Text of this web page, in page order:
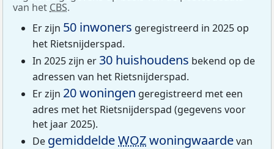
van het CBS.
Er zijn 50 inwoners geregistreerd in 2025 op
het Rietsnijderspad.
In 2025 zijn er 30 huishoudens bekend op de
adressen van het Rietsnijderspad.
Er zijn 20 woningen geregistreerd met een
adres met het Rietsnijderspad (gegevens voor
het jaar 2025).
De gemiddeldeWOZwoningwaardevan